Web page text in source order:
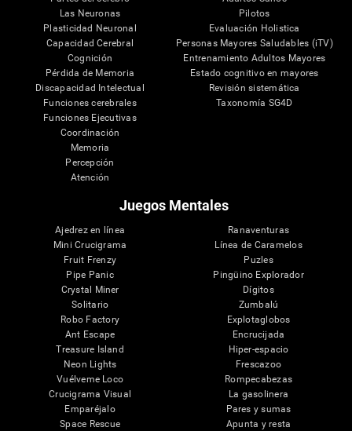
Las Neuronas
Plasticidad Neuronal
Capacidad Cerebral
Cognición
Pérdida de Memoria
Discapacidad Intelectual
Funciones cerebrales
Funciones Ejecutivas
Coordinación
Memoria
Percepción
Atención
Pilotos
Evaluación Holistica
Personas Mayores Saludables (iTV)
Entrenamiento Adultos Mayores
Estado cognitivo en mayores
Revisión sistemática
Taxonomía SG4D
Juegos Mentales
Ajedrez en línea
Mini Crucigrama
Fruit Frenzy
Pipe Panic
Crystal Miner
Solitario
Robo Factory
Ant Escape
Treasure Island
Neon Lights
Vuélveme Loco
Crucigrama Visual
Emparéjalo
Space Rescue
Ranaventuras
Línea de Caramelos
Puzles
Pingüino Explorador
Dígitos
Zumbalú
Explotaglobos
Encrucijada
Hiper-espacio
Frescazoo
Rompecabezas
La gasolinera
Pares y sumas
Apunta y resta